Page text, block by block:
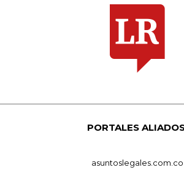
PORTALES
asuntoslegales.com.co